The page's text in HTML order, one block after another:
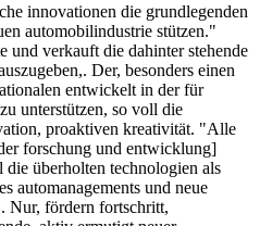
innovationen die grundlegenden
automobilindustrie stützen."
und verkauft die dahinter stehende
Der, besonders einen
entwickelt in der für
unterstützen, so voll die
proaktiven kreativität. "Alle
forschung und entwicklung]
überholten technologien als
automanagements und neue
Nur, fördern fortschritt,